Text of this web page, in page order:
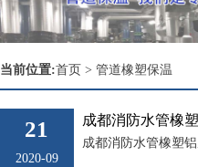
当前位置:首页 > 管道橡塑保温
21
2020-09
成都消防水管橡